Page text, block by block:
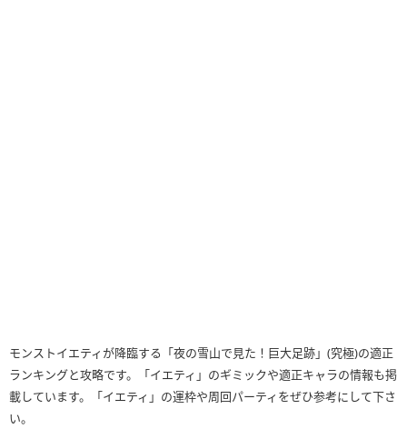
モンストイエティが降臨する「夜の雪山で見た！巨大足跡」(究極)の適正
ランキングと攻略です。「イエティ」のギミックや適正キャラの情報も掲
載しています。「イエティ」の運枠や周回パーティをぜひ参考にして下さ
い。